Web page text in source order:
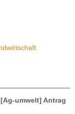
umwelt] Antrag